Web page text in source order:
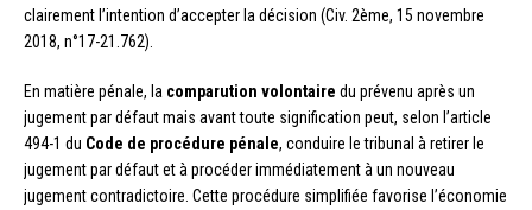
clairement l’intention d’accepter la décision (Civ. 2ème, 15 novembre
2018, n°17-21.762).
En matière pénale, la comparution volontaire du prévenu après un
jugement par défaut mais avant toute signification peut, selon l’article
494-1 du Code de procédure pénale, conduire le tribunal à retirer le
jugement par défaut et à procéder immédiatement à un nouveau
jugement contradictoire. Cette procédure simplifiée favorise l’économie